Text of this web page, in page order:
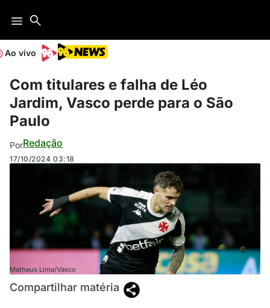
Ao vivo
Com titulares e falha de Léo
Jardim, Vasco perde para o São
Paulo
PorRedação
17/10/2024 03:18
Matheus Lima/Vasco
Compartilhar matéria